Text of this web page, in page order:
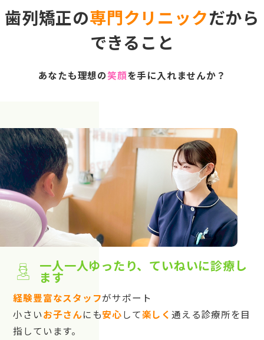
歯列矯正の専門クリニックだから
できること
あなたも理想の笑顔を手に入れませんか？
一人一人ゆったり、ていねいに診療し
ます
経験豊富なスタッフがサポート
小さいお子さんにも安心して楽しく 通える診療所を目
指しています。